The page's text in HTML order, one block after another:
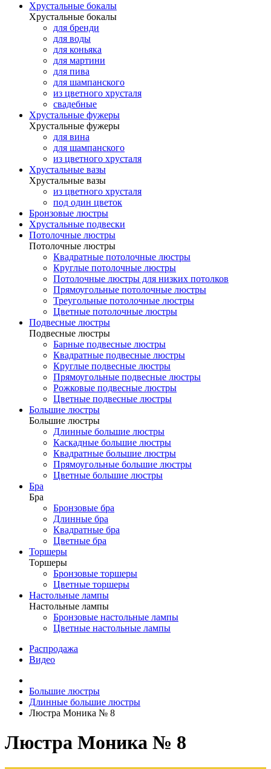
Хрустальные бокалы
Хрустальные бокалы
для бренди
для воды
для коньяка
для мартини
для пива
для шампанского
из цветного хрусталя
свадебные
Хрустальные фужеры
Хрустальные фужеры
для вина
для шампанского
из цветного хрусталя
Хрустальные вазы
Хрустальные вазы
из цветного хрусталя
под один цветок
Бронзовые люстры
Хрустальные подвески
Потолочные люстры
Потолочные люстры
Квадратные потолочные люстры
Круглые потолочные люстры
Потолочные люстры для низких потолков
Прямоугольные потолочные люстры
Треугольные потолочные люстры
Цветные потолочные люстры
Подвесные люстры
Подвесные люстры
Барные подвесные люстры
Квадратные подвесные люстры
Круглые подвесные люстры
Прямоугольные подвесные люстры
Рожковые подвесные люстры
Цветные подвесные люстры
Большие люстры
Большие люстры
Длинные большие люстры
Каскадные большие люстры
Квадратные большие люстры
Прямоугольные большие люстры
Цветные большие люстры
Бра
Бра
Бронзовые бра
Длинные бра
Квадратные бра
Цветные бра
Торшеры
Торшеры
Бронзовые торшеры
Цветные торшеры
Настольные лампы
Настольные лампы
Бронзовые настольные лампы
Цветные настольные лампы
Распродажа
Видео
Большие люстры
Длинные большие люстры
Люстра Моника № 8
Люстра Моника № 8